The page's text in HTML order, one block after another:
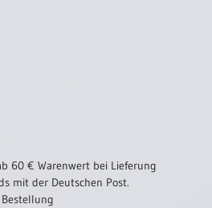
60 € Warenwert bei Lieferung
mit der Deutschen Post.